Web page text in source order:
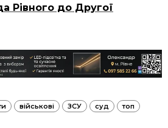
Рівного до Другої
військові ЗСУ суд топ